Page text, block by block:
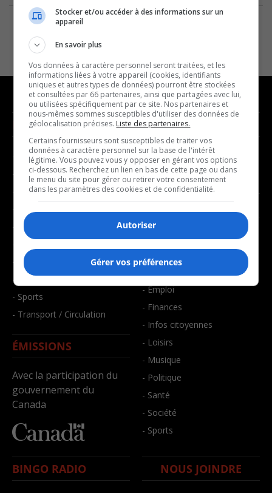
NOUVELLES
- Affaires municipales
- Communauté / Social
- Culture
- Économie
- Éducation
- Environnement
- Faits divers
- Santé et bien-être
- Sports
- Transport / Circulation
ÉMISSIONS
Avec la participation du
gouvernement du
Canada
MUSIQUE
- Décompte franco
- Joué récemment
BALADOS
- Affaires
- Emploi
- Finances
- Infos citoyennes
- Loisirs
- Musique
- Politique
- Santé
- Société
- Sports
BINGO RADIO NOUS JOINDRE
Stocker et/ou accéder à des informations sur un
appareil
En savoir plus
Vos données à caractère personnel seront traitées, et les
informations liées à votre appareil (cookies, identifiants
uniques et autres types de données) pourront être stockées
et consultées par 66 partenaires, ainsi que partagées avec lui,
ou utilisées spécifiquement par ce site. Nos partenaires et
nous-mêmes sommes susceptibles d'utiliser des données de
géolocalisation précises. Liste des partenaires.
Certains fournisseurs sont susceptibles de traiter vos
données à caractère personnel sur la base de l'intérêt
légitime. Vous pouvez vous y opposer en gérant vos options
ci-dessous. Recherchez un lien en bas de cette page ou dans
le menu du site pour gérer ou retirer votre consentement
dans les paramètres des cookies et de confidentialité.
Autoriser
Gérer vos préférences